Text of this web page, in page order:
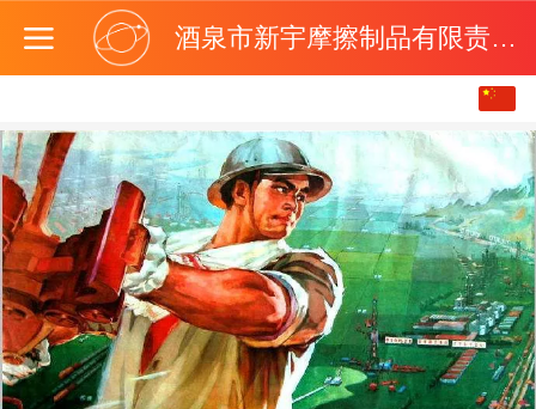
酒泉市新宇摩擦制品有限责任公司
English